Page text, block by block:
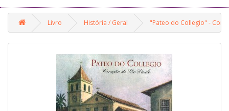
Livro História / Geral "Pateo do Collegio" -